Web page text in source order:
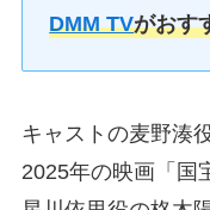
DMM TVがおす
キャストの麦野湊
2025年の映画「国